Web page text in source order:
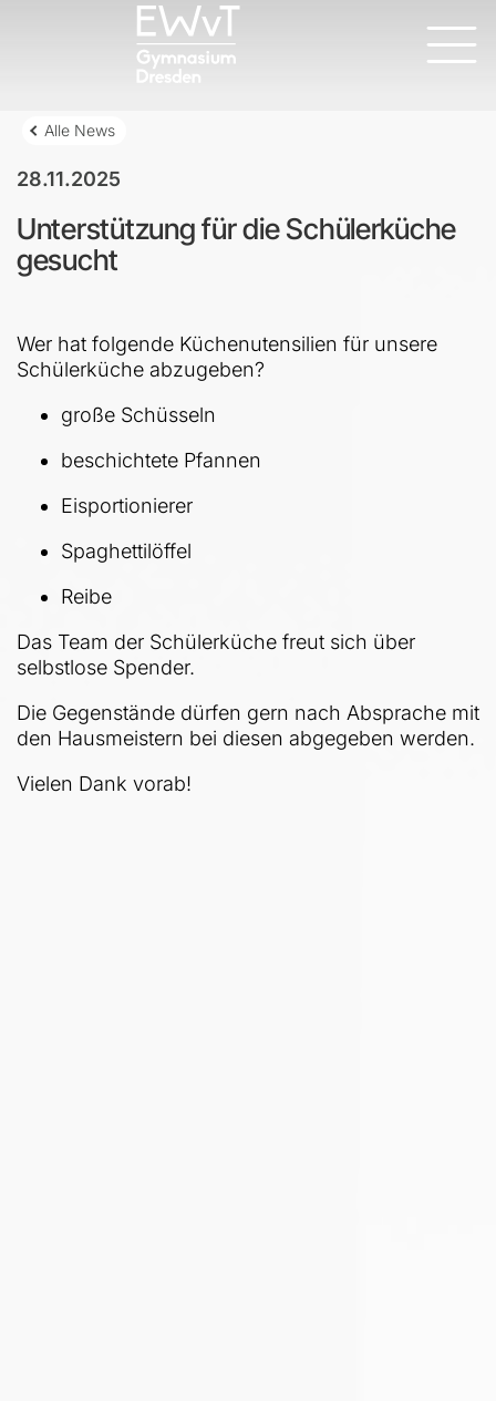
Alle News
28.11.2025
Unterstützung für die Schülerküche
gesucht
Wer hat folgende Küchenutensilien für unsere
Schülerküche abzugeben?
große Schüsseln
beschichtete Pfannen
Eisportionierer
Spaghettilöffel
Reibe
Das Team der Schülerküche freut sich über
selbstlose Spender.
Die Gegenstände dürfen gern nach Absprache mit
den Hausmeistern bei diesen abgegeben werden.
Vielen Dank vorab!